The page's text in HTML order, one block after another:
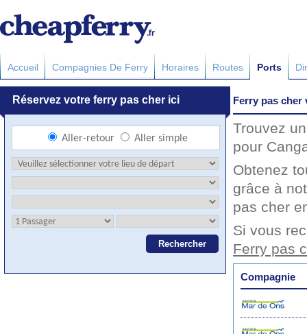
Accueil Compagnies De Ferry Horaires Routes Ports
Ferry pas cher
Trouvez
pour
Obtenez
grâce à
pas cher
Si vous
Ferry pas
Compagnie